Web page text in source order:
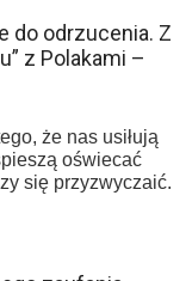
do odrzucenia. Z
z Polakami –
że nas usiłują
oświecać
się przyzwyczaić.